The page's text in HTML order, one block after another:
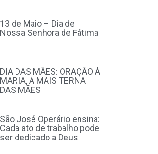
13 de Maio – Dia de
Nossa Senhora de Fátima
DIA DAS MÃES: ORAÇÃO À
MARIA, A MAIS TERNA
DAS MÃES
São José Operário ensina:
Cada ato de trabalho pode
ser dedicado a Deus